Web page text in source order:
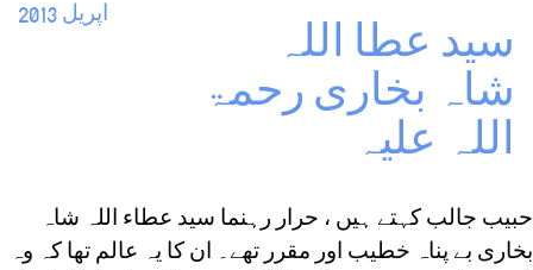
اپریل 2013
سید عطا اللہ
شاہ بخاری رحمۃ
اللہ علیہ
حبیب جالب کہتے ہیں ، حرار رہنما سید عطاء اللہ شاہ
بخاری بے پناہ خطیب اور مقرر تھے۔ ان کا یہ عالم تھا کہ وہ